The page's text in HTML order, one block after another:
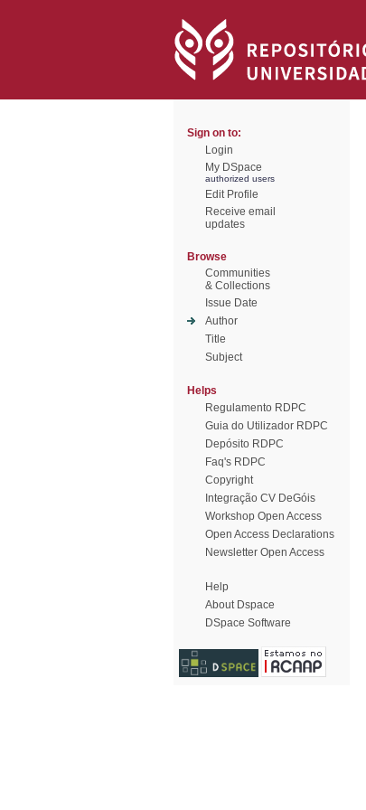
Sign on to:
Login
My DSpace
authorized users
Edit Profile
Receive email
updates
Browse
Communities
& Collections
Issue Date
Author
Title
Subject
Helps
Regulamento RDPC
Guia do Utilizador RDPC
Depósito RDPC
Faq's RDPC
Copyright
Integração CV DeGóis
Workshop Open Access
Open Access Declarations
Newsletter Open Access
Help
About Dspace
DSpace Software